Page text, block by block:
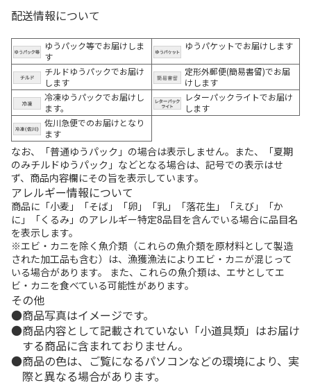
配送情報について
ゆうパック等でお届けしま
す
ゆうパケットでお届けします
チルドゆうパックでお届け
します
定形外郵便(簡易書留)でお届
けします
冷凍ゆうパックでお届けし
ます。
レターパックライトでお届け
します
佐川急便でのお届けとなり
ます
なお、「普通ゆうパック」の場合は表示しません。また、「夏期
のみチルドゆうパック」などとなる場合は、記号での表示はせ
ず、商品内容欄にその旨を表示しています。
アレルギー情報について
商品に「小麦」「そば」「卵」「乳」「落花生」「えび」「か
に」「くるみ」のアレルギー特定8品目を含んでいる場合に品目名
を表示します。
※エビ・カニを除く魚介類（これらの魚介類を原材料として製造
された加工品も含む）は、漁獲漁法によりエビ・カニが混じって
いる場合があります。 また、これらの魚介類は、エサとしてエ
ビ・カニを食べている可能性があります。
その他
商品写真はイメージです。
商品内容として記載されていない「小道具類」はお届け
する商品に含まれておりません。
商品の色は、ご覧になるパソコンなどの環境により、実
際と異なる場合があります。